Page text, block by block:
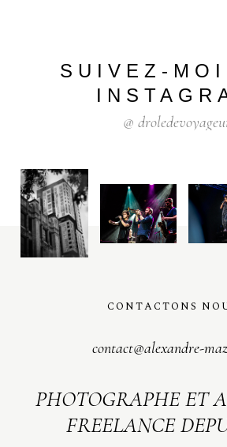
SUIVEZ-MOI
@
CONTACTONS
contact@alexandre-
PHOTOGRAPHE ET
FREELANCE